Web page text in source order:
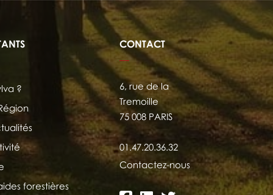
?
forestières
CONTACT
6, rue de la
Tremoille
75 008 PARIS
01.47.20.36.32
Contactez-nous